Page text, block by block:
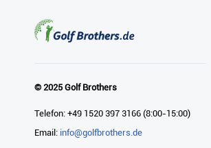
© 2025 Golf Brothers
Telefon: +49 1520 397 3166 (8:00-15:00)
Email: info@golfbrothers.de